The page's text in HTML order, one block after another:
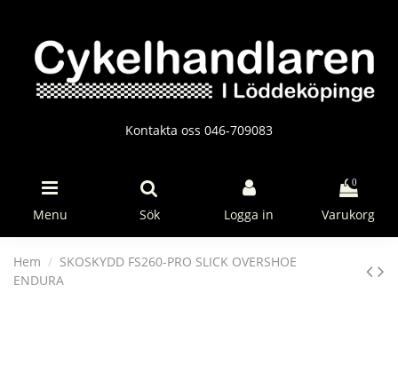
Kontakta oss 046-709083
Menu Sök Logga in
0
Varukorg
Hem
SKOSKYDD FS260-PRO SLICK OVERSHOE
ENDURA